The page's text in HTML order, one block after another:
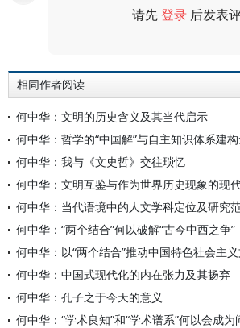
请先登录 后发表
相同作者阅读
何中华：文明的历史含义及其当代启示
何中华：哲学的“中国解”与自主知识体系建
何中华：我与《文史哲》交往琐忆
何中华：当代语境中的人文学科定位及研究
何中华：“两个结合”何以破解“古今中西之争”
何中华：以“两个结合”推动中国特色社会主
何中华：中国式现代化的内在张力及其扬弃
何中华：孔子之于今天的意义
何中华：“学术良知”和“学术谱系”何以会成为